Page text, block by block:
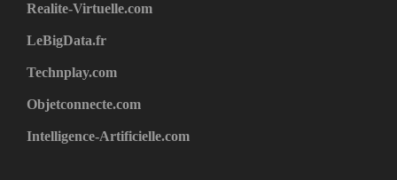
Realite-Virtuelle.com
LeBigData.fr
Technplay.com
Objetconnecte.com
Intelligence-Artificielle.com